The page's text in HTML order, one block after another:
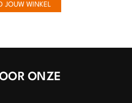
JOUW WINKEL
ONZE